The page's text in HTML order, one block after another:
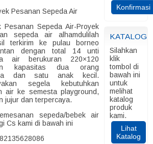
Pesanan Sepeda Air-Proyek
sepeda air alhamdulilah
terkirim ke pulau borneo
dengan total 14 unti
air berukuran 220×120
kapasitas dua orang
dan satu anak kecil.
segela kebutuhkan
air ke semesta playground,
jujur dan terpercaya.
sepeda/bebek air
Cs kami di bawah ini
Konfirmasi
KATALOG
Silahkan
klik
tombol di
bawah ini
untuk
melihat
katalog
produk
kami.
Lihat
Katalog